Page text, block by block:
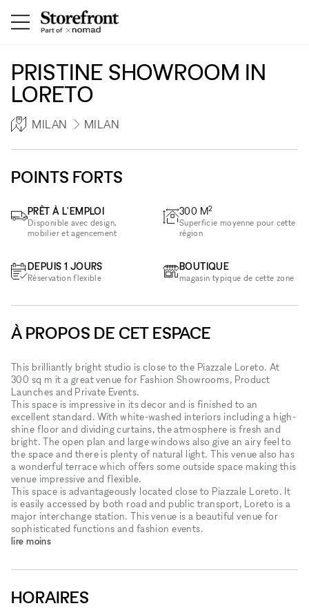
PRISTINE SHOWROOM IN
LORETO
MILAN MILAN
POINTS FORTS
PRÊT À L'EMPLOI
Disponible avec design,
mobilier et agencement
DEPUIS 1 JOURS
Réservation flexible
300 M2
Superficie moyenne pour cette
région
BOUTIQUE
magasin typique de cette zone
À PROPOS DE CET ESPACE
This brilliantly bright studio is close to the Piazzale Loreto. At
300 sq m it a great venue for Fashion Showrooms, Product
Launches and Private Events.
This space is impressive in its decor and is finished to an
excellent standard. With white-washed interiors including a high-
shine floor and dividing curtains, the atmosphere is fresh and
bright. The open plan and large windows also give an airy feel to
the space and there is plenty of natural light. This venue also has
a wonderful terrace which offers some outside space making this
venue impressive and flexible.
This space is advantageously located close to Piazzale Loreto. It
is easily accessed by both road and public transport, Loreto is a
major interchange station. This venue is a beautiful venue for
sophisticated functions and fashion events.
lire moins
HORAIRES